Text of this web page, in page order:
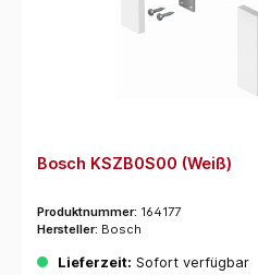
Bosch KSZB0S00 (Weiß)
Produktnummer: 164177
Hersteller: Bosch
Lieferzeit: Sofort verfügbar